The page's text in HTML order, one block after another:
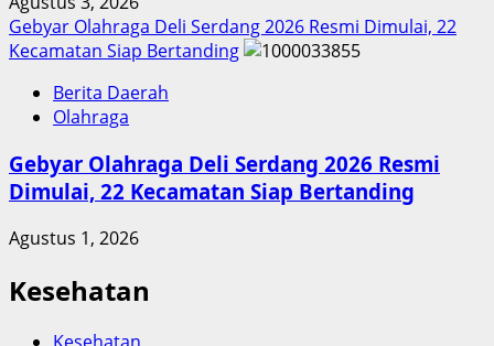
Gebyar Olahraga Deli Serdang 2026 Resmi Dimulai, 22
Kecamatan Siap Bertanding
Berita Daerah
Olahraga
Gebyar Olahraga Deli Serdang 2026 Resmi
Dimulai, 22 Kecamatan Siap Bertanding
Agustus 1, 2026
Kesehatan